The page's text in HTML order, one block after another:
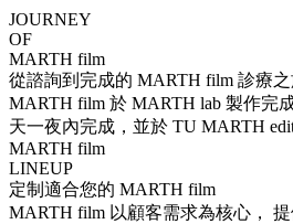
JOURNEY
OF
MARTH film
從諮詢到完成的 MARTH film 診療之
MARTH film 於 MARTH lab 製作完
天一夜內完成，並於 TU MARTH
MARTH film
LINEUP
定制適合您的 MARTH film
MARTH film 以顧客需求為核心，